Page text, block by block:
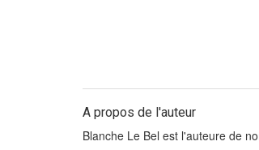
A propos de l'auteur
Blanche Le Bel est l'auteure de